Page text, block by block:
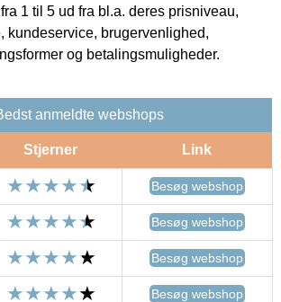
1 til 5 ud fra bl.a. deres prisniveau,
kundeservice, brugervenlighed,
og betalingsmuligheder.
anmeldte webshops
Stjerner Link
Besøg webshop
Besøg webshop
Besøg webshop
Besøg webshop